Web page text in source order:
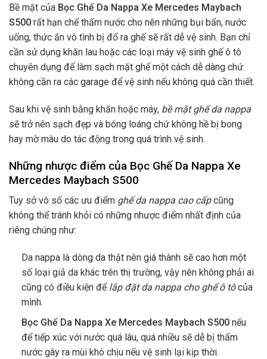
Bề mặt của Bọc Ghế Da Nappa Xe Mercedes Maybach
S500 rất hạn chế thấm nước cho nên những bụi bẩn, nước
uống, thức ăn vô tình bị đổ ra ghế sẽ rất dễ vệ sinh. Bạn chỉ
cần sử dụng khăn lau hoặc các loại máy vệ sinh ghế ô tô
chuyên dụng để làm sạch mặt ghế một cách dễ dàng chứ
không cần ra các garage để vệ sinh nếu không quá cần thiết.
Sau khi vệ sinh bằng khăn hoặc máy, bề mặt ghế da nappa
sẽ trở nên sạch đẹp và bóng loáng chứ không hề bị bong
hay mờ màu do tác động trong quá trình vệ sinh.
Những nhược điểm của Bọc Ghế Da Nappa Xe
Mercedes Maybach S500
Tuy sở vô số các ưu điểm ghế da nappa cao cấpcũng
không thể tránh khỏi có những nhược điểm nhất định của
riêng chúng như:
Da nappa là dòng da thật nên giá thành sẽ cao hơn một
số loại giả da khác trên thị trường, vậy nên không phải ai
cũng có điều kiện để lắp đặt da nappa cho ghế ô tôcủa
mình.
Bọc Ghế Da Nappa Xe Mercedes Maybach S500 nếu
để tiếp xúc với nước quá lâu, quá nhiều sẽ dễ bị thấm
nước gây ra mùi khó chịu nếu vệ sinh lại kịp thời.